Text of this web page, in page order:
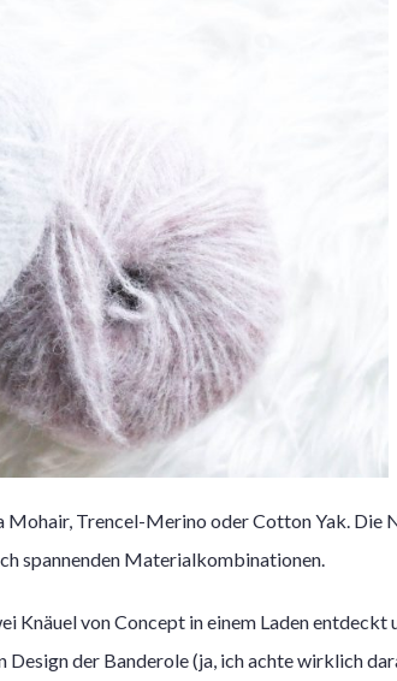
Mohair, Trencel-Merino oder Cotton Yak. Die
spannenden Materialkombinationen.
Knäuel von Concept in einem Laden entdeckt
der Banderole (ja, ich achte wirklich